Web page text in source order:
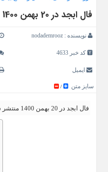
فال ابجد در 20 بهمن 1400
نویسنده : nodademrooz
کد خبر 4633
ایمیل
سایز متن /
فال ابجد در 20 بهمن 1400 منتشر شد.